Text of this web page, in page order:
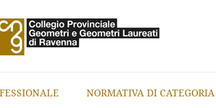
NORMATIVA DI CATEGORIA